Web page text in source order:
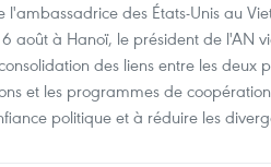
l'ambassadrice des États-Unis au
août à Hanoï, le président de l'AN
des liens entre les deux
et les programmes de
politique et à réduire les